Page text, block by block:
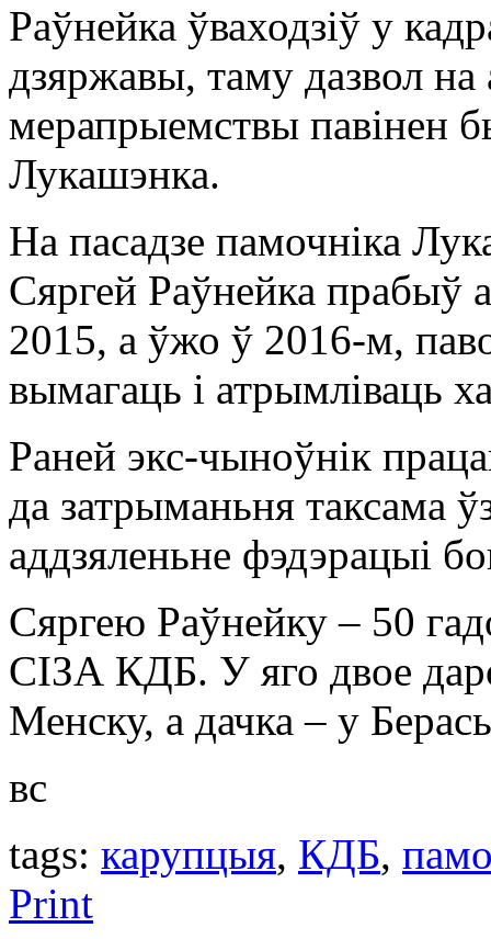
Раўнейка ўваходзіў у
дзяржавы, таму дазвол
мерапрыемствы павінен
Лукашэнка.
На пасадзе памочніка
Сяргей Раўнейка прабыў
2015, а ўжо ў 2016-м,
вымагаць і атрымліваць
Раней экс-чыноўнік
да затрыманьня таксама
аддзяленьне фэдэрацыі
Сяргею Раўнейку – 50
СІЗА КДБ. У яго двое
Менску, а дачка – у
вс
tags: карупцыя, КДБ,
Print